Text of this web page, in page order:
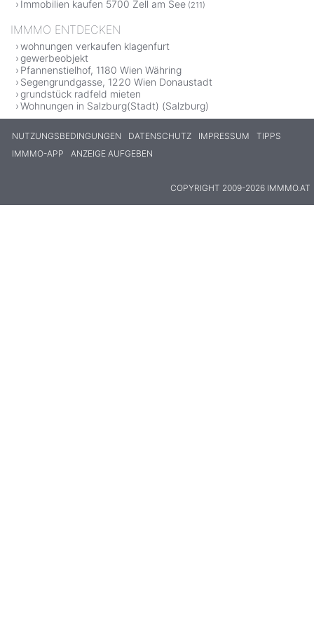
Immobilien kaufen 5700 Zell am See (211)
IMMMO ENTDECKEN
wohnungen verkaufen klagenfurt
gewerbeobjekt
Pfannenstielhof, 1180 Wien Währing
Segengrundgasse, 1220 Wien Donaustadt
grundstück radfeld mieten
Wohnungen in Salzburg(Stadt) (Salzburg)
NUTZUNGSBEDINGUNGEN DATENSCHUTZ IMPRESSUM
TIPPS
IMMMO-APP
ANZEIGE AUFGEBEN
COPYRIGHT 2009-2026 IMMMO.AT